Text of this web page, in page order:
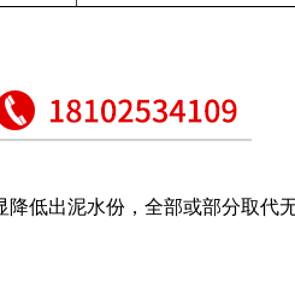
低出泥水份，全部或部分取代